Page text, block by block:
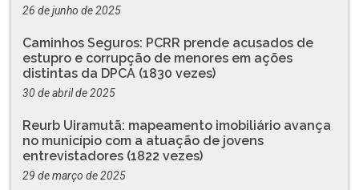
26 de junho de 2025
Caminhos Seguros: PCRR prende acusados de
estupro e corrupção de menores em ações
distintas da DPCA (1830 vezes)
30 de abril de 2025
Reurb Uiramutã: mapeamento imobiliário avança
no município com a atuação de jovens
entrevistadores (1822 vezes)
29 de março de 2025